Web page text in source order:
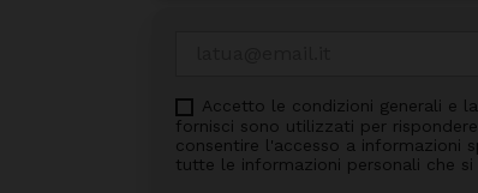
Accetto le condizioni generali e la
fornisci sono utilizzati per
consentire l'accesso a informazioni
tutte le informazioni personali che